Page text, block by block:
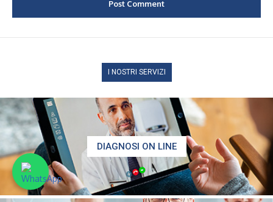
I NOSTRI SERVIZI
DIAGNOSI ON LINE